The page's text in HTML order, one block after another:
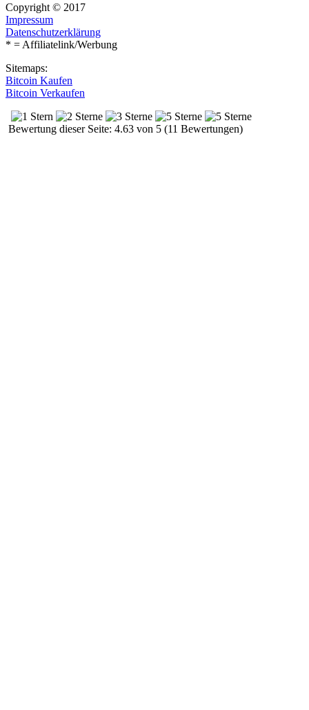
Copyright © 2017
Impressum
Datenschutzerklärung
* = Affiliatelink/Werbung
Sitemaps:
Bitcoin Kaufen
Bitcoin Verkaufen
Bewertung dieser Seite: 4.63 von 5 (11 Bewertungen)